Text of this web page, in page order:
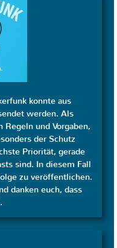
konnte aus
werden. Als
und Vorgaben,
der Schutz
Priorität, gerade
sind. In diesem Fall
zu veröffentlichen.
danken euch, dass